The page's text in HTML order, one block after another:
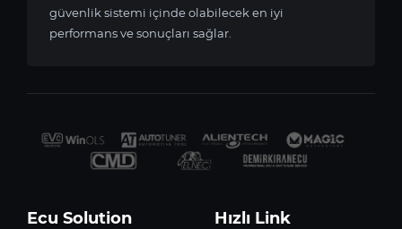
güvenlik sistemi içinde olabilecek en iyi
performans ve sonuçları sağlar.
Ecu Solution Hızlı Link